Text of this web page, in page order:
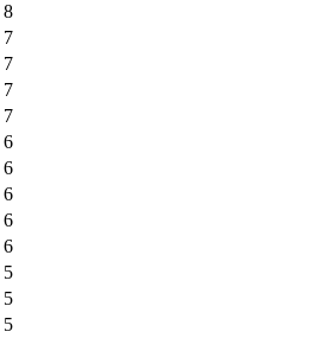
8
7
7
7
7
6
6
6
6
6
5
5
5